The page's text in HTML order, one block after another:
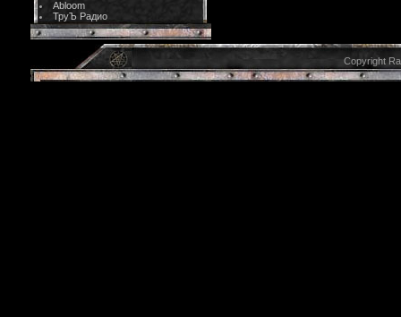
Abloom
ТруЪ Радио
Copyright